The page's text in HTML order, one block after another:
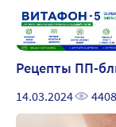
Рецепты ПП-
14.03.2024 4408